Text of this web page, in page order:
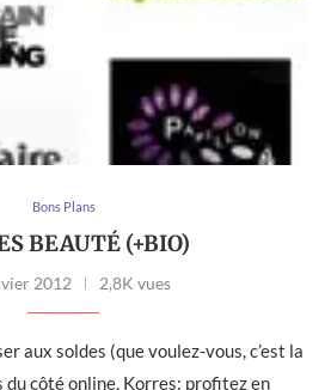
Bons Plans
BEAUTÉ (+BIO)
2012 2,8K vues
aux soldes (que voulez-vous, c’est la
côté online. Korres: profitez en